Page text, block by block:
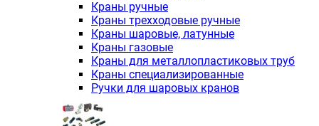
Краны ручные
Краны трехходовые ручные
Краны шаровые, латунные
Краны газовые
Краны для металлопластиковых труб
Краны специализированные
Ручки для шаровых кранов